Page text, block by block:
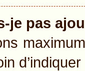
je pas